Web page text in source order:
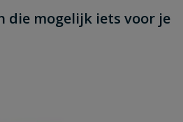
die mogelijk iets voor je